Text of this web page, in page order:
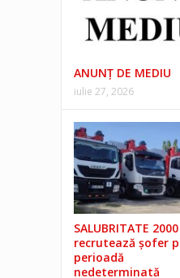
ANUNŢ DE MEDIU
iulie 27, 2026
SALUBRITATE
recrutează șofer
perioadă
nedeterminată